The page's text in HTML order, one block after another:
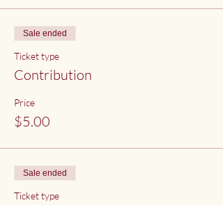
Sale ended
Ticket type
Contribution
Price
$5.00
Sale ended
Ticket type